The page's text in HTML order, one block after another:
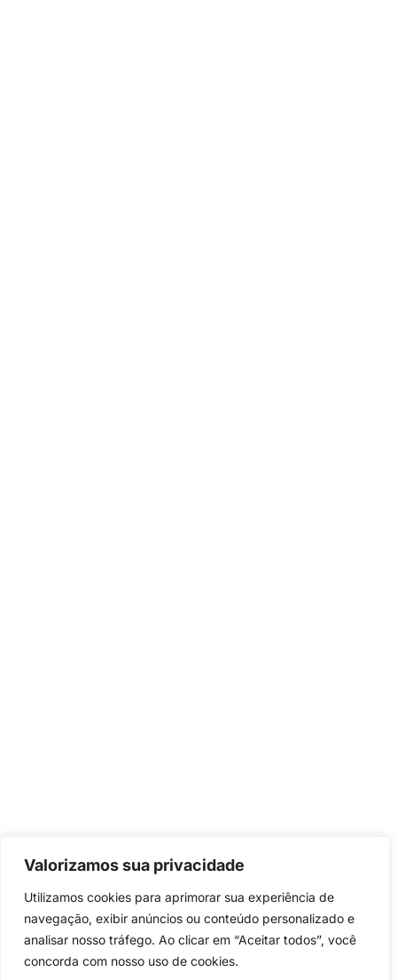
Valorizamos sua privacidade
Utilizamos cookies para aprimorar sua experiência de
navegação, exibir anúncios ou conteúdo personalizado e
analisar nosso tráfego. Ao clicar em “Aceitar todos”, você
concorda com nosso uso de cookies.